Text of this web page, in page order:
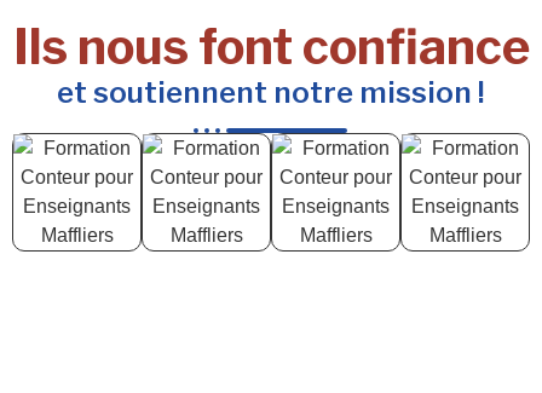
Ils nous font confiance
et soutiennent notre mission !